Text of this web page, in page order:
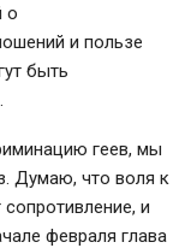
о
и пользе
быть
геев, мы
Думаю, что воля к
и
февраля глава